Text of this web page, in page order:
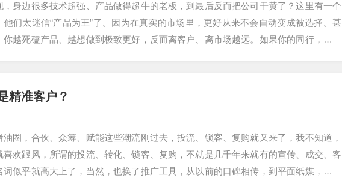
，身边很多技术超强、产品做得超牛的老板，到最后反而把公司干黄了？这里有一个
他们太迷信“产品为王”了。因为在真实的市场里，更好从来不会自动变成被选择。甚
你越死磕产品、越想做到极致更好，反而离客户、离市场越远。如果你的同行，在这
精准客户？
油圈，合伙、众筹、赋能这些潮流刚过去，投流、锁客、复购就又来了，我不知道，
喜欢跟风，所谓的投流、转化、锁客、复购，不就是几千年来就有的宣传、成交、客
词似乎就高大上了，当然，也换了推广工具，从以前的口碑相传，到平面纸媒，再到